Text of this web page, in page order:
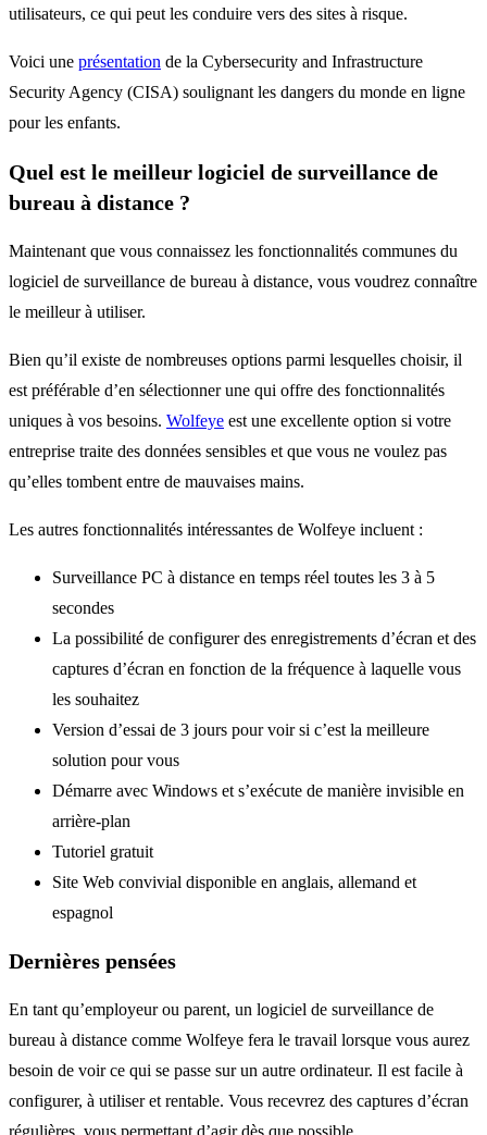
utilisateurs, ce qui peut les conduire vers des sites à risque.
Voici une présentation de la Cybersecurity and Infrastructure
Security Agency (CISA) soulignant les dangers du monde en ligne
pour les enfants.
Quel est le meilleur logiciel de surveillance de
bureau à distance ?
Maintenant que vous connaissez les fonctionnalités communes du
logiciel de surveillance de bureau à distance, vous voudrez connaître
le meilleur à utiliser.
Bien qu’il existe de nombreuses options parmi lesquelles choisir, il
est préférable d’en sélectionner une qui offre des fonctionnalités
uniques à vos besoins. Wolfeye est une excellente option si votre
entreprise traite des données sensibles et que vous ne voulez pas
qu’elles tombent entre de mauvaises mains.
Les autres fonctionnalités intéressantes de Wolfeye incluent :
Surveillance PC à distance en temps réel toutes les 3 à 5
secondes
La possibilité de configurer des enregistrements d’écran et des
captures d’écran en fonction de la fréquence à laquelle vous
les souhaitez
Version d’essai de 3 jours pour voir si c’est la meilleure
solution pour vous
Démarre avec Windows et s’exécute de manière invisible en
arrière-plan
Tutoriel gratuit
Site Web convivial disponible en anglais, allemand et
espagnol
Dernières pensées
En tant qu’employeur ou parent, un logiciel de surveillance de
bureau à distance comme Wolfeye fera le travail lorsque vous aurez
besoin de voir ce qui se passe sur un autre ordinateur. Il est facile à
configurer, à utiliser et rentable. Vous recevrez des captures d’écran
régulières, vous permettant d’agir dès que possible.